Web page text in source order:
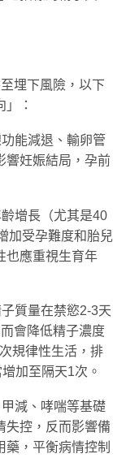
埋下風險，以下
：
能減退、輸卵管
響妊娠結局，孕前
增長（尤其是40
加受孕難度和胎兒
也應重視生育年
質量在禁慾2-3天
會降低精子濃度
規律性生活，排
加至隔天1次。
減、哮喘等基礎
失控，反而影響備
，平衡病情控制